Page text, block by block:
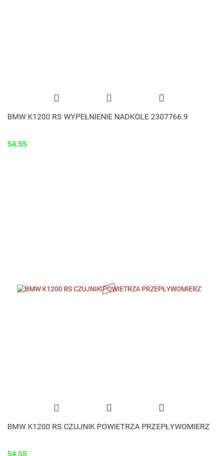
BMW K1200 RS WYPEŁNIENIE NADKOLE 2307766.9
54.55
BMW K1200 RS CZUJNIK POWIETRZA PRZEPŁYWOMIERZ
54.55